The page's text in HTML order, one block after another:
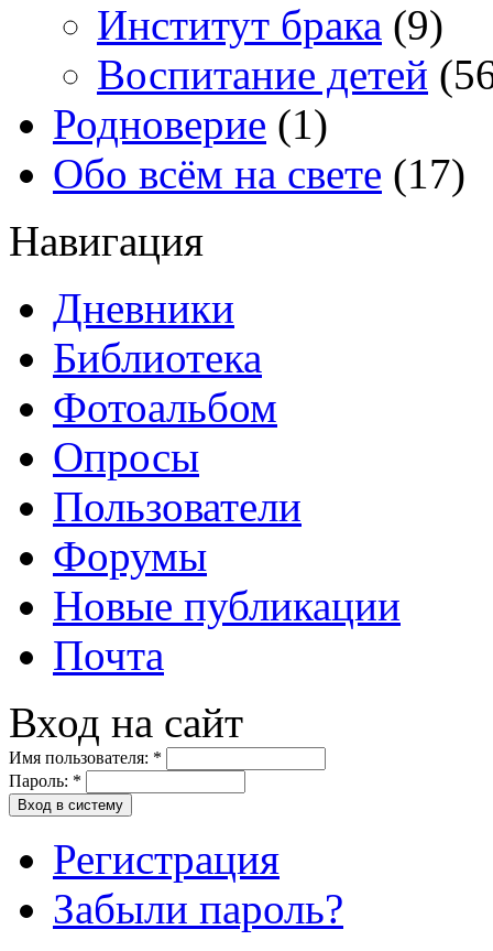
Институт брака (9)
Воспитание детей
Родноверие (1)
Обо всём на свете (17)
Навигация
Дневники
Библиотека
Фотоальбом
Опросы
Пользователи
Форумы
Новые публикации
Почта
Вход на сайт
Имя пользователя: *
Пароль: *
Вход в систему
Регистрация
Забыли пароль?